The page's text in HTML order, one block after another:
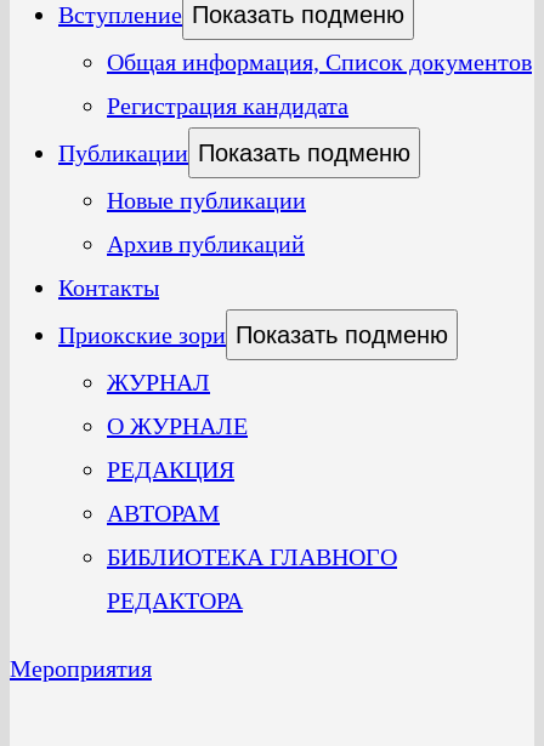
Вступление Показать подменю
Общая информация, Список документов
Регистрация кандидата
Публикации Показать подменю
Новые публикации
Архив публикаций
Контакты
Приокские зори Показать подменю
ЖУРНАЛ
О ЖУРНАЛЕ
РЕДАКЦИЯ
АВТОРАМ
БИБЛИОТЕКА ГЛАВНОГО
РЕДАКТОРА
Мероприятия